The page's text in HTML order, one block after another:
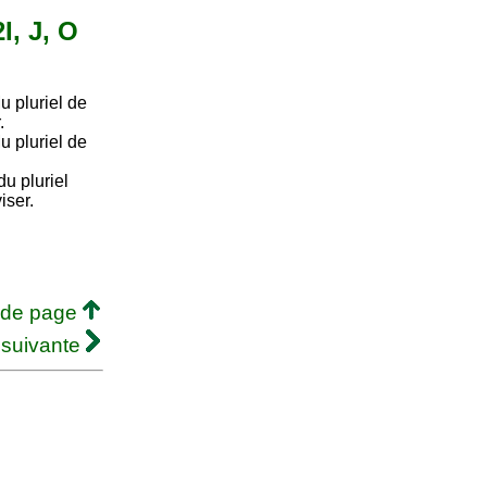
J, O
pluriel de
pluriel de
pluriel
page